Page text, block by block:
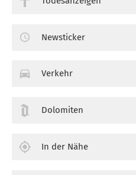
Newsticker
Verkehr
Dolomiten
In der Nähe